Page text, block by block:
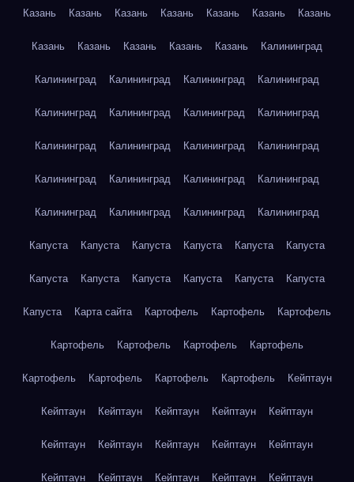
Казань Казань Казань Казань Казань Казань Казань
Казань Казань Казань Казань Казань Калининград
Калининград Калининград Калининград Калининград
Калининград Калининград Калининград Калининград
Калининград Калининград Калининград Калининград
Калининград Калининград Калининград Калининград
Калининград Калининград Калининград Калининград
Капуста Капуста Капуста Капуста Капуста Капуста
Капуста Капуста Капуста Капуста Капуста Капуста
Капуста Карта сайта Картофель Картофель Картофель
Картофель Картофель Картофель Картофель
Картофель Картофель Картофель Картофель Кейптаун
Кейптаун Кейптаун Кейптаун Кейптаун Кейптаун
Кейптаун Кейптаун Кейптаун Кейптаун Кейптаун
Кейптаун Кейптаун Кейптаун Кейптаун Кейптаун